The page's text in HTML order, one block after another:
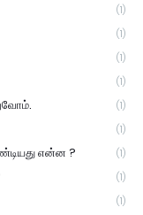
(1)
(1)
(1)
(1)
(1)
(1)
என்ன ? (1)
(1)
(1)